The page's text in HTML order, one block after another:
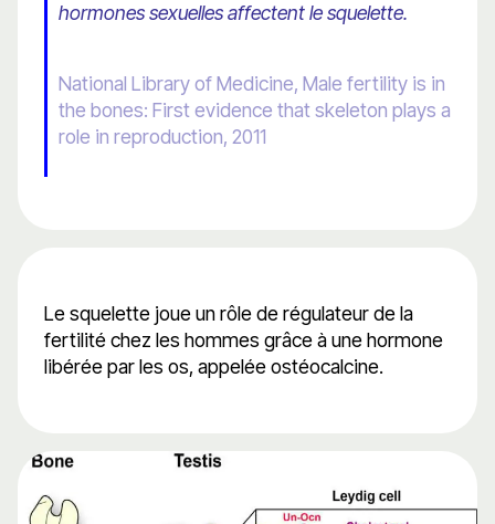
hormones sexuelles affectent le squelette.
National Library of Medicine, Male fertility is in
the bones: First evidence that skeleton plays a
role in reproduction, 2011
Le squelette joue un rôle de régulateur de la
fertilité chez les hommes grâce à une hormone
libérée par les os, appelée ostéocalcine.